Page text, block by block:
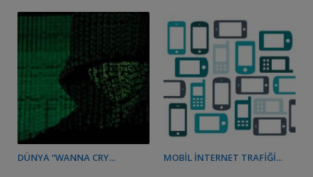
DÜNYA “WANNA CRY... MOBIL İNTERNET TRAFIĞI...